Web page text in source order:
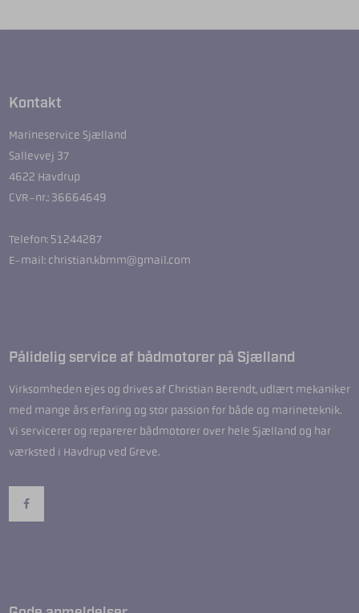
Kontakt
Marineservice Sjælland
Sallevvej 37
4622 Havdrup
CVR-nr.: 36664649
Telefon: 51244287
E-mail: christian.kbmm@gmail.com
Pålidelig service af bådmotorer på Sjælland
Virksomheden ejes og drives af Christian Berendt, udlært mekaniker
med mange års erfaring og stor passion for både og marineteknik.
Vi servicerer og reparerer bådmotorer over hele Sjælland og har
værksted i Havdrup ved Greve.